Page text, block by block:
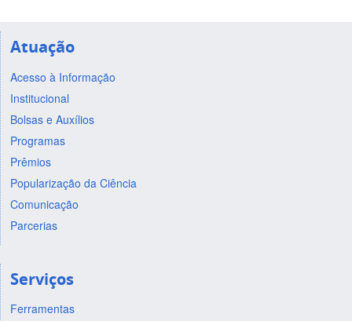
Atuação
Acesso à Informação
Institucional
Bolsas e Auxílios
Programas
Prêmios
Popularização da Ciência
Comunicação
Parcerias
Serviços
Ferramentas